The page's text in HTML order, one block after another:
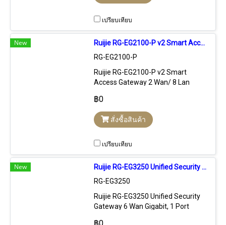
เปรียบเทียบ
New
Ruijie RG-EG2100-P v2 Smart Access Gateway 2 Wan Gigabit, VPN, Firewall, L7 DPI
RG-EG2100-P
Ruijie RG-EG2100-P v2 Smart
Access Gateway 2 Wan/ 8 Lan
VPN 16 Tunnels, Firewall, L7 DPI
รองรับ 300 Users, 100,000 Sessions
฿0
สั่งซื้อสินค้า
เปรียบเทียบ
New
Ruijie RG-EG3250 Unified Security Gateway 6 Wan Gigabit, VPN, Firewall, L7 DPI
RG-EG3250
Ruijie RG-EG3250 Unified Security
Gateway 6 Wan Gigabit, 1 Port